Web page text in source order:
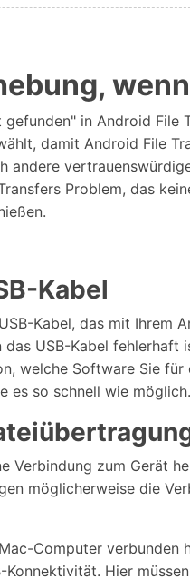
in Android
damit Android File
andere
Problem, das
Kabel
Kabel, das mit
USB-Kabel
welche Software Sie
es so schnell wie möglich.
Verbindung zum Gerät
möglicherweise die
Computer verbunden
Hier